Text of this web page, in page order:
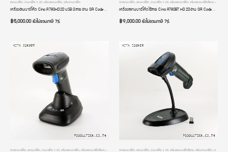
สแกนบาร์โค้ด อ่านบาร์โค้ด 2 มิติ เครื่องสแกนบาร์โค้ด เครื่องอ่านบาร์โค้ด
เครื่องอ่านบาร์โค้ด Cino A780HD 2D USB มีสาย อ่าน QR Code ภาษาไทยได้ มีโหมดสลับภาษา หัวอ่านความละเอียดสูง มีจุดเล็งยิง Barcode Scanner รับประกัน 2 ปี
฿5,000.00ยังไม่รวมภาษี 7%
ตัวสแกนบาร์โค้ด สแกนบาร์โค้ด อ่านบาร์โค้ด 2 มิติ เครื่องสแกนบาร์โค้ด เครื่องสแกนบาร์โค้ดไร้สาย เครื่องอ่านบาร์โค้ด
เครื่องสแกนบาร์โค้ดไร้สาย Cino A780BT HD 2D อ่าน QR Code ภาษาไทยได้ มีโหมดสลับภาษา มีฐานวางชาร์จ อ่านบาร์โค้ดเร็ว รับประกัน 2 ปี
฿9,000.00ยังไม่รวมภาษี 7%
ตัวสแกนบาร์โค้ด สแกนบาร์โค้ด อ่านบาร์โค้ด 2 มิติ เครื่องสแกนบาร์โค้ด เครื่องสแกนบาร์โค้ดไร้สาย เครื่องอ่านบาร์โค้ด ,เครื่องอ่านบาร์โค้ดมือถือ
ตัวสแกนบาร์โค้ด สแกนบาร์โค้ด อ่านบาร์โค้ด 2 มิติ เครื่องสแกนบาร์โค้ดไร้สาย เครื่องอ่านบาร์โค้ด เครื่องอ่านบาร์โค้ดมือถือ